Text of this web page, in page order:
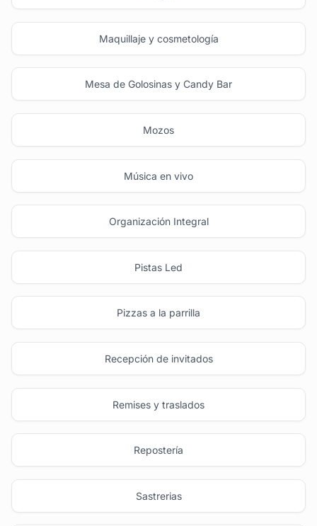
Maquillaje y cosmetología
Mesa de Golosinas y Candy Bar
Mozos
Música en vivo
Organización Integral
Pistas Led
Pizzas a la parrilla
Recepción de invitados
Remises y traslados
Repostería
Sastrerias